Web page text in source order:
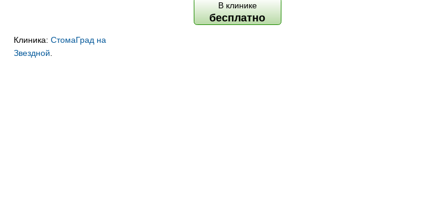
В клинике
бесплатно
Клиника: СтомаГрад на
Звездной